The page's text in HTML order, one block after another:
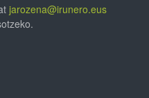
jarozena@irunero.eus